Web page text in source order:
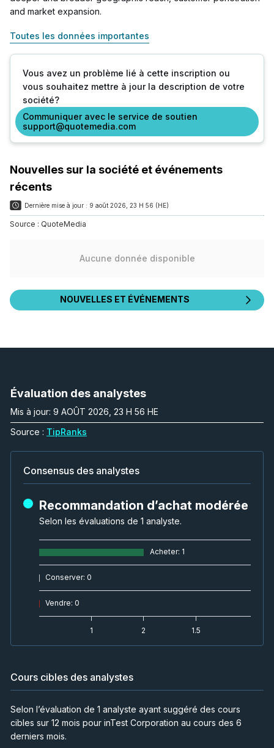
and market expansion.
Toutes les données importantes
Vous avez un problème lié à cette inscription ou
vous souhaitez mettre à jour la description de votre
société?
Communiquer avec le service de soutien
support@quotemedia.com
Nouvelles sur la société et événements
récents
Dernière mise à jour : 9 août 2026, 23 H 56 (HE)
Source : QuoteMedia
Aucune donnée disponible
NOUVELLES ET ÉVÉNEMENTS
Évaluation des analystes
Mis à jour: 9 AOÛT 2026, 23 H 56 HE
Source : TipRanks
Consensus des analystes
Recommandation d’achat modérée
Selon les évaluations de 1 analyste.
Acheter: 1
Conserver: 0
Vendre: 0
1 2 1.5
Cours cibles des analystes
Selon l’évaluation de 1 analyste ayant suggéré des cours
cibles sur 12 mois pour inTest Corporation au cours des 6
derniers mois.